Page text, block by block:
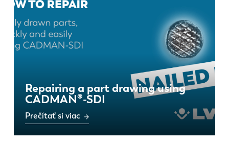
Repairing a part drawing using
CADMAN®-SDI
Prečítať si viac